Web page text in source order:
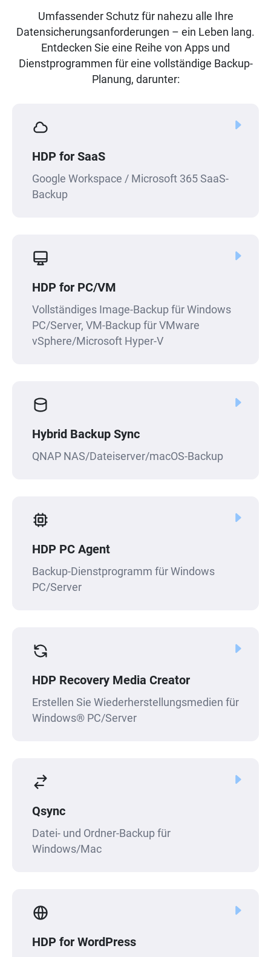
Umfassender Schutz für nahezu alle Ihre
Datensicherungsanforderungen – ein Leben lang.
Entdecken Sie eine Reihe von Apps und
Dienstprogrammen für eine vollständige Backup-
Planung, darunter:
HDP for SaaS
Google Workspace / Microsoft 365 SaaS-
Backup
HDP for PC/VM
Vollständiges Image-Backup für Windows
PC/Server, VM-Backup für VMware
vSphere/Microsoft Hyper-V
Hybrid Backup Sync
QNAP NAS/Dateiserver/macOS-Backup
HDP PC Agent
Backup-Dienstprogramm für Windows
PC/Server
HDP Recovery Media Creator
Erstellen Sie Wiederherstellungsmedien für
Windows® PC/Server
Qsync
Datei- und Ordner-Backup für
Windows/Mac
HDP for WordPress